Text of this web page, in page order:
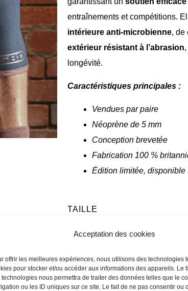
Acceptation des cookies
offrir les meilleures expériences, nous utilisons des technologies
pour stocker et/ou accéder aux informations des appareils. Le
technologies nous permettra de traiter des données telles que le
ou les ID uniques sur ce site. Le fait de ne pas consentir ou
entraînements et compétitions.
intérieure anti-microbienne, de
extérieur résistant à l’abrasion
longévité.
Caractéristiques principales :
Vendues par paire
Néoprène de 5 mm
Conception brevetée
Fabrication 100 %
Édition limitée, disponible
TAILLE
2XS XS S
4XL 5XL
QUANTITÉ
GENOUILLÈRES
SBD
-
HALTÉROPHILIE